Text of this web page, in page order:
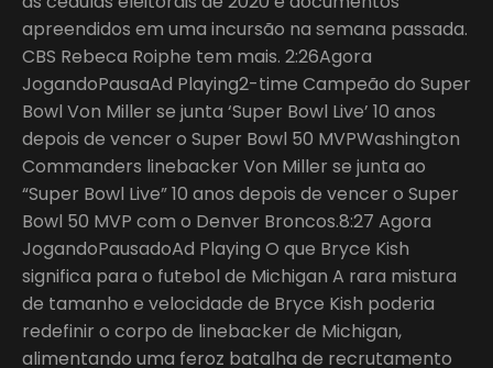
apreendidos em uma incursão na semana passada.
CBS Rebeca Roiphe tem mais. 2:26Agora
JogandoPausaAd Playing2-time Campeão do Super
Bowl Von Miller se junta ‘Super Bowl Live’ 10 anos
depois de vencer o Super Bowl 50 MVPWashington
Commanders linebacker Von Miller se junta ao
“Super Bowl Live” 10 anos depois de vencer o Super
Bowl 50 MVP com o Denver Broncos.8:27 Agora
JogandoPausadoAd Playing O que Bryce Kish
significa para o futebol de Michigan A rara mistura
de tamanho e velocidade de Bryce Kish poderia
redefinir o corpo de linebacker de Michigan,
alimentando uma feroz batalha de recrutamento